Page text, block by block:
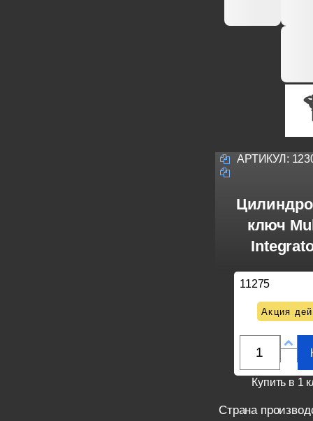
АРТИКУЛ:
ключ
11275
Акция
Купить в 1
Страна